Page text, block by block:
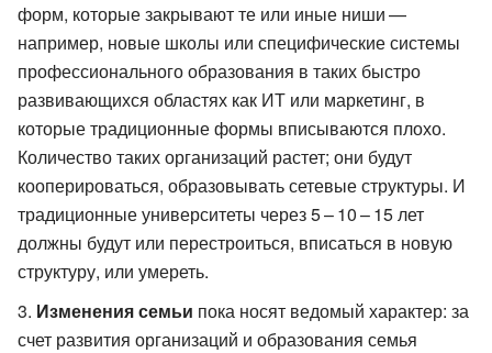
форм, которые закрывают те или иные ниши —
например, новые школы или специфические системы
профессионального образования в таких быстро
развивающихся областях как ИТ или маркетинг, в
которые традиционные формы вписываются плохо.
Количество таких организаций растет; они будут
кооперироваться, образовывать сетевые структуры. И
традиционные университеты через 5 – 10 – 15 лет
должны будут или перестроиться, вписаться в новую
структуру, или умереть.
Изменения семьи пока носят ведомый характер: за
счет развития организаций и образования семья